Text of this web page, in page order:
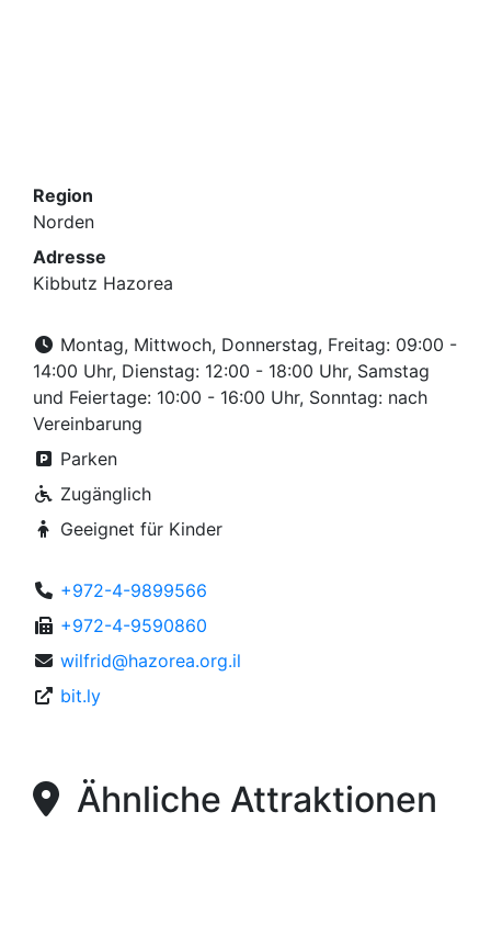
Region
Norden
Adresse
Kibbutz Hazorea
Montag, Mittwoch, Donnerstag, Freitag: 09:00 -
14:00 Uhr, Dienstag: 12:00 - 18:00 Uhr, Samstag
und Feiertage: 10:00 - 16:00 Uhr, Sonntag: nach
Vereinbarung
Parken
Zugänglich
Geeignet für Kinder
+972-4-9899566
+972-4-9590860
wilfrid@hazorea.org.il
bit.ly
Ähnliche Attraktionen